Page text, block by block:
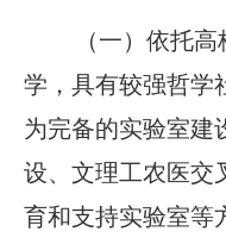
（一）依托
学，具有较强哲学
为完备的实验室建
设、文理工农医交
育和支持实验室等